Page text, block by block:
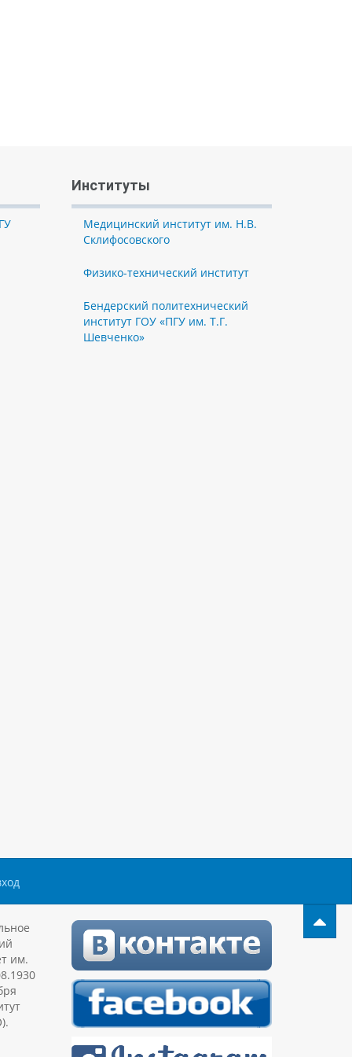
Институты
Медицинский институт им. Н.В.
Склифосовского
Физико-технический институт
Бендерский политехнический
институт ГОУ «ПГУ им. Т.Г.
Шевченко»
им.